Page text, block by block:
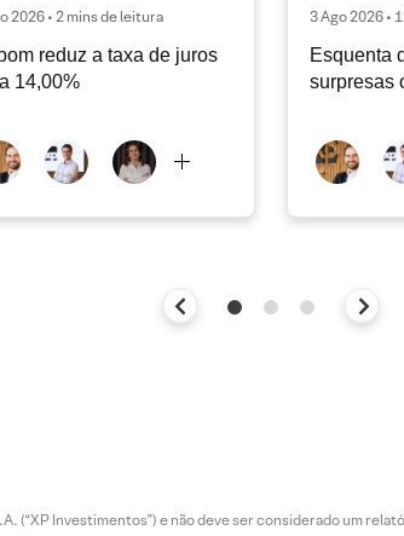
2026 • 2 mins de leitura
reduz a taxa de juros
14,00%
3 Ago 2026 •
Esquenta
surpresas
(“XP Investimentos”) e não deve ser considerado um